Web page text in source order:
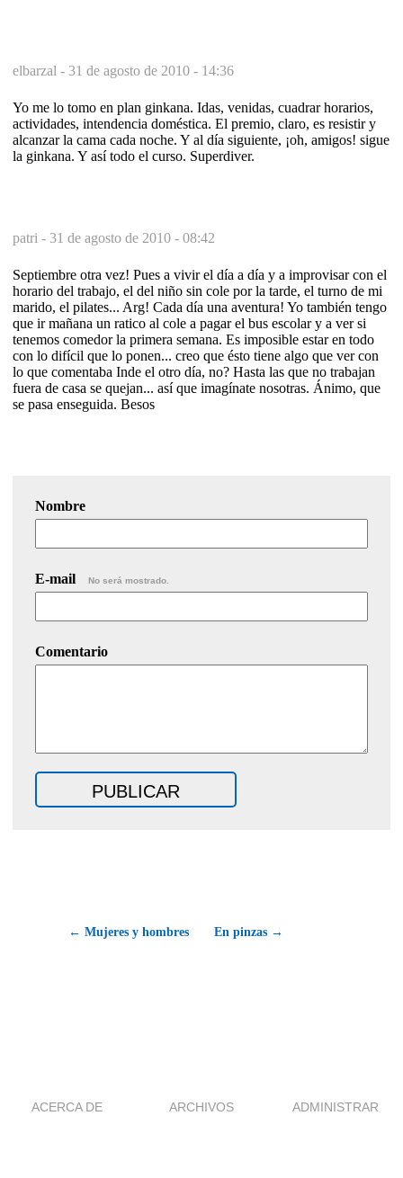
elbarzal - 31 de agosto de 2010 - 14:36
Yo me lo tomo en plan ginkana. Idas, venidas, cuadrar horarios,
actividades, intendencia doméstica. El premio, claro, es resistir y
alcanzar la cama cada noche. Y al día siguiente, ¡oh, amigos! sigue
la ginkana. Y así todo el curso. Superdiver.
patri - 31 de agosto de 2010 - 08:42
Septiembre otra vez! Pues a vivir el día a día y a improvisar con el
horario del trabajo, el del niño sin cole por la tarde, el turno de mi
marido, el pilates... Arg! Cada día una aventura! Yo también tengo
que ir mañana un ratico al cole a pagar el bus escolar y a ver si
tenemos comedor la primera semana. Es imposible estar en todo
con lo difícil que lo ponen... creo que ésto tiene algo que ver con
lo que comentaba Inde el otro día, no? Hasta las que no trabajan
fuera de casa se quejan... así que imagínate nosotras. Ánimo, que
se pasa enseguida. Besos
Nombre
E-mail No será mostrado.
Comentario
← Mujeres y hombres En pinzas →
ACERCA DE ARCHIVOS ADMINISTRAR